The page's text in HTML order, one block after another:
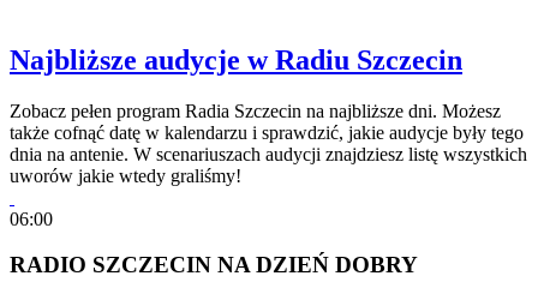
Najbliższe audycje w Radiu Szczecin
Zobacz pełen program Radia Szczecin na najbliższe dni. Możesz
także cofnąć datę w kalendarzu i sprawdzić, jakie audycje były tego
dnia na antenie. W scenariuszach audycji znajdziesz listę wszystkich
uworów jakie wtedy graliśmy!
06:00
RADIO SZCZECIN NA DZIEŃ DOBRY